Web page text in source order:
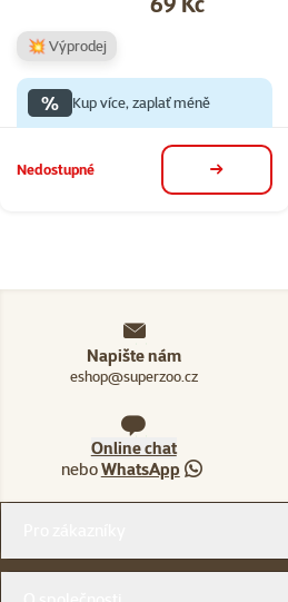
💥 Výprodej
% Kup více, zaplať méně
Nedostupné detail
Napište nám
eshop@superzoo.cz
Online chat
neboWhatsApp